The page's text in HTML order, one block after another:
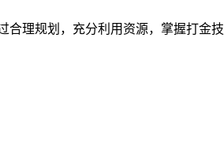
理规划，充分利用资源，掌握打金